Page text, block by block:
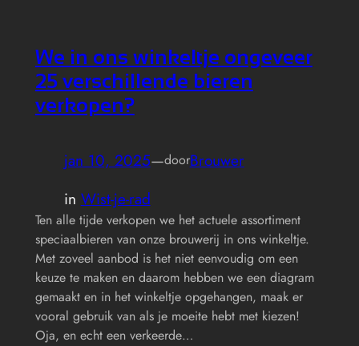
We in ons winkeltje ongeveer
25 verschillende bieren
verkopen?
jan 10, 2025—doorBrouwer
in Wist-je-rad
Ten alle tijde verkopen we het actuele assortiment
speciaalbieren van onze brouwerij in ons winkeltje.
Met zoveel aanbod is het niet eenvoudig om een
keuze te maken en daarom hebben we een diagram
gemaakt en in het winkeltje opgehangen, maak er
vooral gebruik van als je moeite hebt met kiezen!
Oja, en echt een verkeerde…